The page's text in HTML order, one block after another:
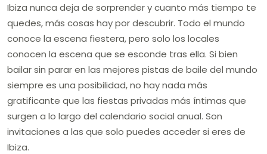
Ibiza nunca deja de sorprender y cuanto más tiempo te
quedes, más cosas hay por descubrir. Todo el mundo
conoce la escena fiestera, pero solo los locales
conocen la escena que se esconde tras ella. Si bien
bailar sin parar en las mejores pistas de baile del mundo
siempre es una posibilidad, no hay nada más
gratificante que las fiestas privadas más íntimas que
surgen a lo largo del calendario social anual. Son
invitaciones a las que solo puedes acceder si eres de
Ibiza.